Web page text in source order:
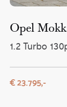
Opel
1.2 Turbo
€ 23.795,-